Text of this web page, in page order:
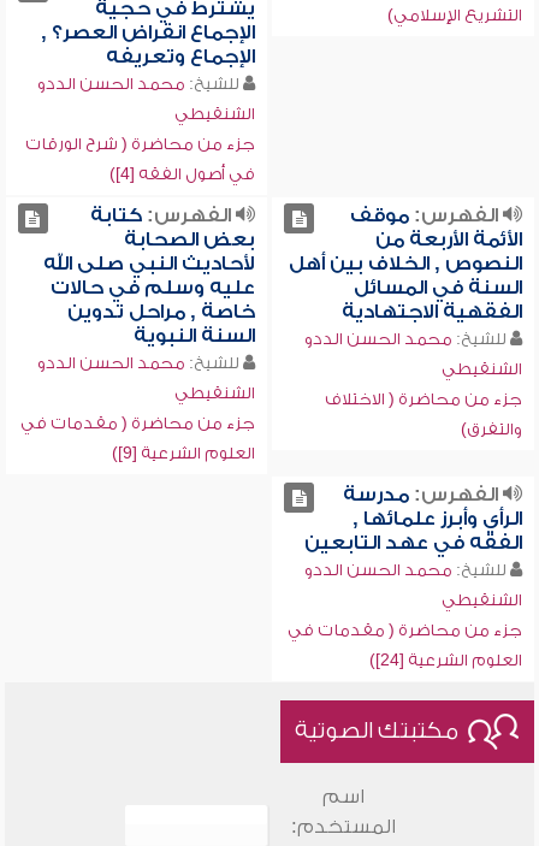
التشريع الإسلامي)
يشترط في حجية
الإجماع انقراض العصر؟ ,
الإجماع وتعريفه
للشيخ: محمد الحسن الددو
الشنقيطي
جزء من محاضرة ( شرح الورقات
في أصول الفقه [4])
الفهرس:موقف
الأئمة الأربعة من
النصوص , الخلاف بين أهل
السنة في المسائل
الفقهية الاجتهادية
للشيخ: محمد الحسن الددو
الشنقيطي
جزء من محاضرة ( الاختلاف
والتفرق)
الفهرس:كتابة
بعض الصحابة
لأحاديث النبي صلى الله
عليه وسلم في حالات
خاصة , مراحل تدوين
السنة النبوية
للشيخ: محمد الحسن الددو
الشنقيطي
جزء من محاضرة ( مقدمات في
العلوم الشرعية [9])
الفهرس:مدرسة
الرأي وأبرز علمائها ,
الفقه في عهد التابعين
للشيخ: محمد الحسن الددو
الشنقيطي
جزء من محاضرة ( مقدمات في
العلوم الشرعية [24])
مكتبتك الصوتية
اسم
المستخدم: